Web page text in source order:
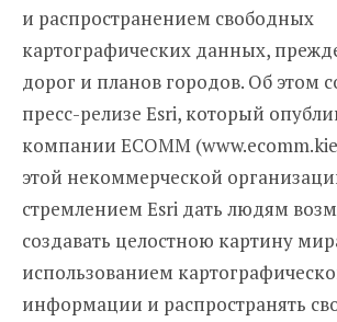
и распространением свободных
картографических данных,
дорог и планов городов. Об этом
пресс-релизе Esri, который
компании ЕСОММ
этой некоммерческой
стремлением Esri дать людям
создавать целостною картину
использованием
информации и распространять